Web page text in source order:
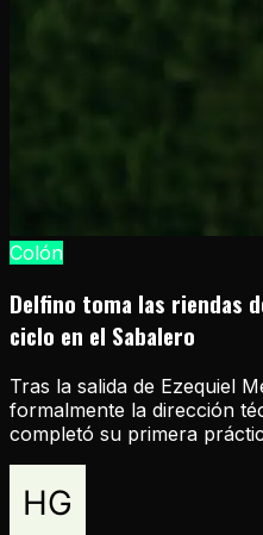
Colón
Delfino toma las riendas
ciclo en el Sabalero
Tras la salida de Ezequiel
formalmente la dirección
completó su primera